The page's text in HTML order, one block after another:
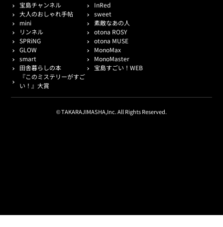
宝島チャンネル
InRed
大人のおしゃれ手帖
sweet
mini
素敵なあの人
リンネル
otona ROSY
SPRiNG
otona MUSE
GLOW
MonoMax
smart
MonoMaster
田舎暮らしの本
宝島すごい！WEB
『このミステリーがすご
い！』大賞
© TAKARAJIMASHA,Inc. All Rights Reserved.